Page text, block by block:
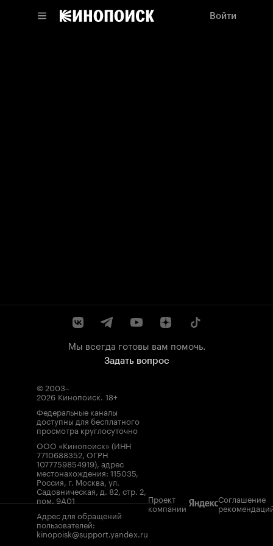
Войти
Мы всегда готовы вам помочь.
Задать вопрос
© 2003–
2026 Кинопоиск. 18+
Федеральные каналы
доступны для бесплатного
просмотра круглосуточно
ООО «Кинопоиск» (ИНН
7710688352, ОГРН
1077759854919), адрес
местонахождения: 115035,
Россия, г. Москва, ул.
Садовническая, д. 82, стр. 2,
пом. 9А01
Адрес для обращений
пользователей:
kinopoisk@support.yandex.ru
Проект
компании
Соглашение